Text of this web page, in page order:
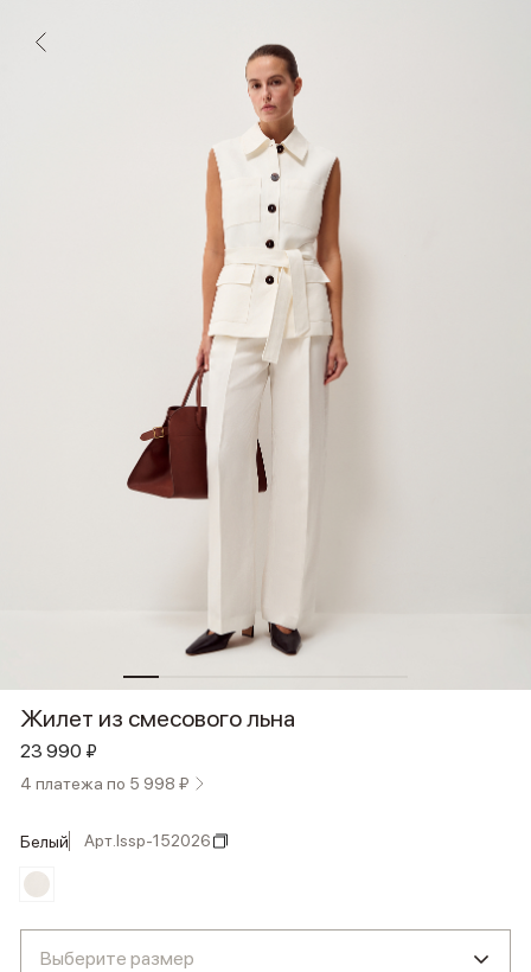
Жилет из смесового льна
23 990 ₽
4 платежа по 5 998 ₽
белый Арт.lssp-152026
Выберите размер